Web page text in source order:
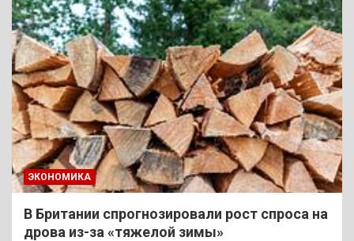
ЭКОНОМИКА
В Британии спрогнозировали рост спроса на
дрова из-за «тяжелой зимы»